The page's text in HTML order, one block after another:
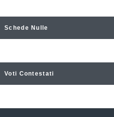
Schede Nulle
Voti Contestati